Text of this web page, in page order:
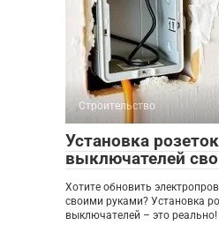
Строительство
Установка
выключателей
Хотите обновить
своими руками? Установка
выключателей – это реально!